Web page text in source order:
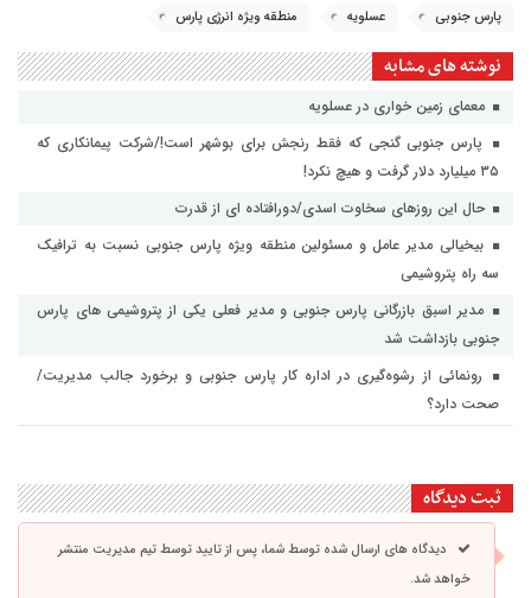
پارس جنوبی عسلویه منطقه ویژه انرژی پارس
نوشته های مشابه
معمای زمین خواری در عسلویه
پارس جنوبی گنجی که فقط رنجش برای بوشهر است!/شرکت پیمانکاری که
۳۵ میلیارد دلار گرفت و هیچ نکرد!
حال این روزهای سخاوت اسدی/دورافتاده ای از قدرت
بیخیالی مدیر عامل و مسئولین منطقه ویژه پارس جنوبی نسبت به ترافیک
سه راه پتروشیمی
مدیر اسبق بازرگانی پارس جنوبی و مدیر فعلی یکی از پتروشیمی های پارس
جنوبی بازداشت شد
رونمائی از رشوه‌گیری در اداره کار پارس جنوبی و برخورد جالب مدیریت/
صحت دارد؟
ثبت دیدگاه
دیدگاه های ارسال شده توسط شما، پس از تایید توسط تیم مدیریت منتشر
خواهد شد.